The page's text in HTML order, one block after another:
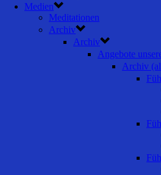
Medien
Meditationen
Archiv
Archiv
Angebote
Archiv